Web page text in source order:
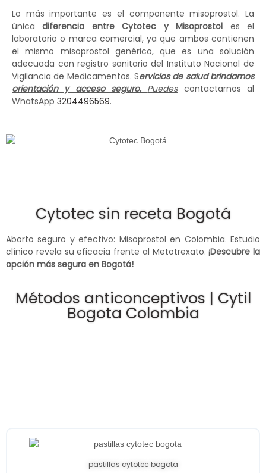
Lo más importante es el componente misoprostol. La
únicadiferencia entre Cytotec y Misoprostol es el
laboratorio o marca comercial, ya que ambos contienen
el mismo misoprostol genérico, que es una solución
adecuada con registro sanitario del Instituto Nacional de
Vigilancia de Medicamentos. Servicios de salud brindamos
orientación y acceso seguro. Puedescontactarnos al
WhatsApp 3204496569.
Cytotec sin receta Bogotá
Aborto seguro y efectivo: Misoprostol en Colombia. Estudio
clínico revela su eficacia frente al Metotrexato.¡Descubre la
opción más segura en Bogotá!
Métodos anticonceptivos | Cytil
Bogota Colombia
pastillas cytotec bogota